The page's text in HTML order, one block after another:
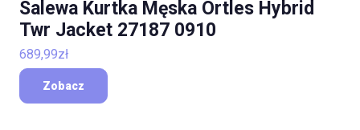
Salewa Kurtka Męska Ortles Hybrid
Twr Jacket 27187 0910
689,99zł
Zobacz